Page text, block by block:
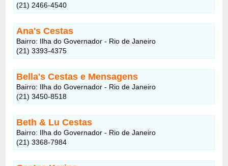
(21) 2466-4540
Ana's Cestas
Bairro: Ilha do Governador - Rio de Janeiro
(21) 3393-4375
Bella's Cestas e Mensagens
Bairro: Ilha do Governador - Rio de Janeiro
(21) 3450-8518
Beth & Lu Cestas
Bairro: Ilha do Governador - Rio de Janeiro
(21) 3368-7984